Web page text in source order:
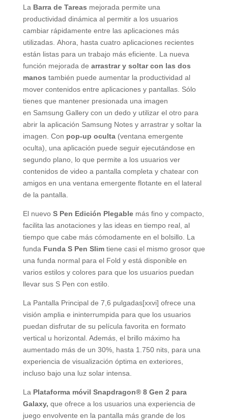
La Barra de Tareas mejorada permite una
productividad dinámica al permitir a los usuarios
cambiar rápidamente entre las aplicaciones más
utilizadas. Ahora, hasta cuatro aplicaciones recientes
están listas para un trabajo más eficiente. La nueva
función mejorada de arrastrar y soltar con las dos
manos también puede aumentar la productividad al
mover contenidos entre aplicaciones y pantallas. Sólo
tienes que mantener presionada una imagen
en Samsung Gallery con un dedo y utilizar el otro para
abrir la aplicación Samsung Notes y arrastrar y soltar la
imagen. Con pop-up oculta(ventana emergente
oculta), una aplicación puede seguir ejecutándose en
segundo plano, lo que permite a los usuarios ver
contenidos de video a pantalla completa y chatear con
amigos en una ventana emergente flotante en el lateral
de la pantalla.
El nuevo S Pen Edición Plegablemás fino y compacto,
facilita las anotaciones y las ideas en tiempo real, al
tiempo que cabe más cómodamente en el bolsillo. La
funda Funda S Pen Slim tiene casi el mismo grosor que
una funda normal para el Fold y está disponible en
varios estilos y colores para que los usuarios puedan
llevar sus S Pen con estilo.
La Pantalla Principal de 7,6 pulgadas[xxvi] ofrece una
visión amplia e ininterrumpida para que los usuarios
puedan disfrutar de su película favorita en formato
vertical u horizontal. Además, el brillo máximo ha
aumentado más de un 30%, hasta 1.750 nits, para una
experiencia de visualización óptima en exteriores,
incluso bajo una luz solar intensa.
La Plataforma móvil Snapdragon® 8 Gen 2 para
Galaxy, que ofrece a los usuarios una experiencia de
juego envolvente en la pantalla más grande de los